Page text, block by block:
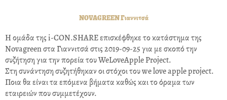
NOVAGREEN Γιαννιτσά
Η ομάδα της i-CON.SHARE επισκέφθηκε το κατάστημα της
Novagreen στα Γιαννιτσά στις 2019-09-25 για με σκοπό την
συζήτηση για την πορεία του WeLoveApple Project.
Στη συνάντηση συζητήθηκαν οι στόχοι του we love apple project.
Ποια θα είναι τα επόμενα βήματα καθώς και το όραμα των
εταιρειών που συμμετέχουν.